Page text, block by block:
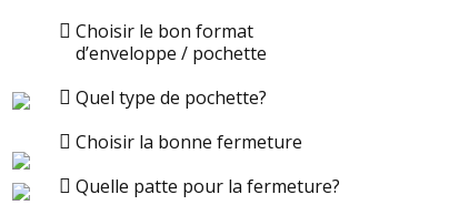
Choisir le bon format
d’enveloppe / pochette
Quel type de pochette?
Choisir la bonne fermeture
Quelle patte pour la fermeture?